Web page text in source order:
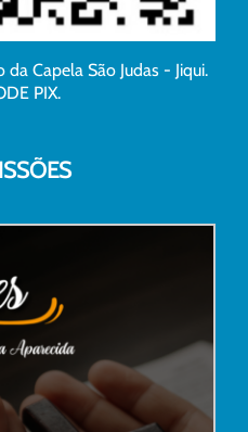
Capela São Judas - Jiqui.
PIX.